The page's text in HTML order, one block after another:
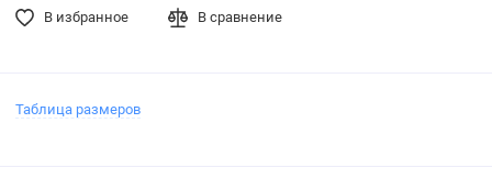
В избранное В сравнение
Таблица размеров